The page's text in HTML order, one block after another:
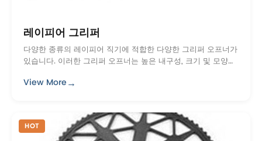
레이피어 그리퍼
다양한 종류의 레이피어 직기에 적합한 다양한 그리퍼 오프너가
있습니다. 이러한 그리퍼 오프너는 높은 내구성, 크기 및 모양의
...
View More→
HOT